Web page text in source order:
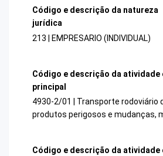
Código e descrição da natureza
jurídica
213 | EMPRESARIO (INDIVIDUAL)
Código e descrição da atividade
principal
4930-2/01 | Transporte rodoviário
produtos perigosos e mudanças,
Código e descrição da atividade